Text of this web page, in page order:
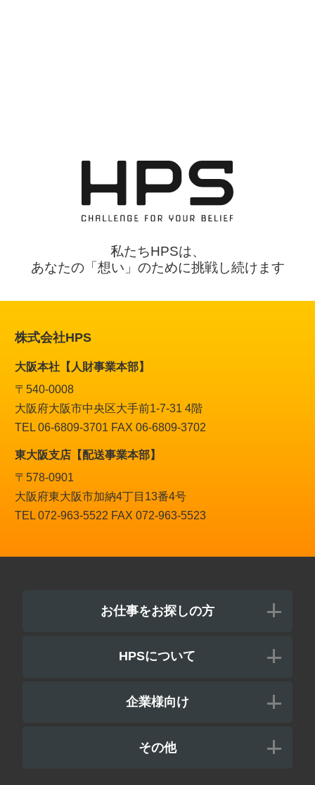
私たちHPSは、
あなたの「想い」のために挑戦し続けます
株式会社HPS
大阪本社【人財事業本部】
〒540-0008
大阪府大阪市中央区大手前1-7-31 4階
TEL 06-6809-3701 FAX 06-6809-3702
東大阪支店【配送事業本部】
〒578-0901
大阪府東大阪市加納4丁目13番4号
TEL 072-963-5522 FAX 072-963-5523
お仕事をお探しの方
HPSについて
企業様向け
その他